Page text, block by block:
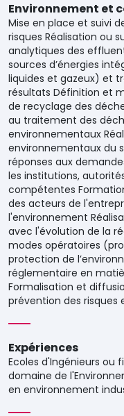
Environnement et
Mise en place et suivi
risques Réalisation ou
analytiques des
sources d’énergies
liquides et gazeux) et
résultats Définition et
de recyclage des
au traitement des
environnementaux
environnementaux du
réponses aux
les institutions,
compétentes
des acteurs de
l'environnement
avec l'évolution de la
modes opératoires
protection de
réglementaire en
Formalisation et
prévention des risques
Expériences
Ecoles d'Ingénieurs ou
domaine de
en environnement